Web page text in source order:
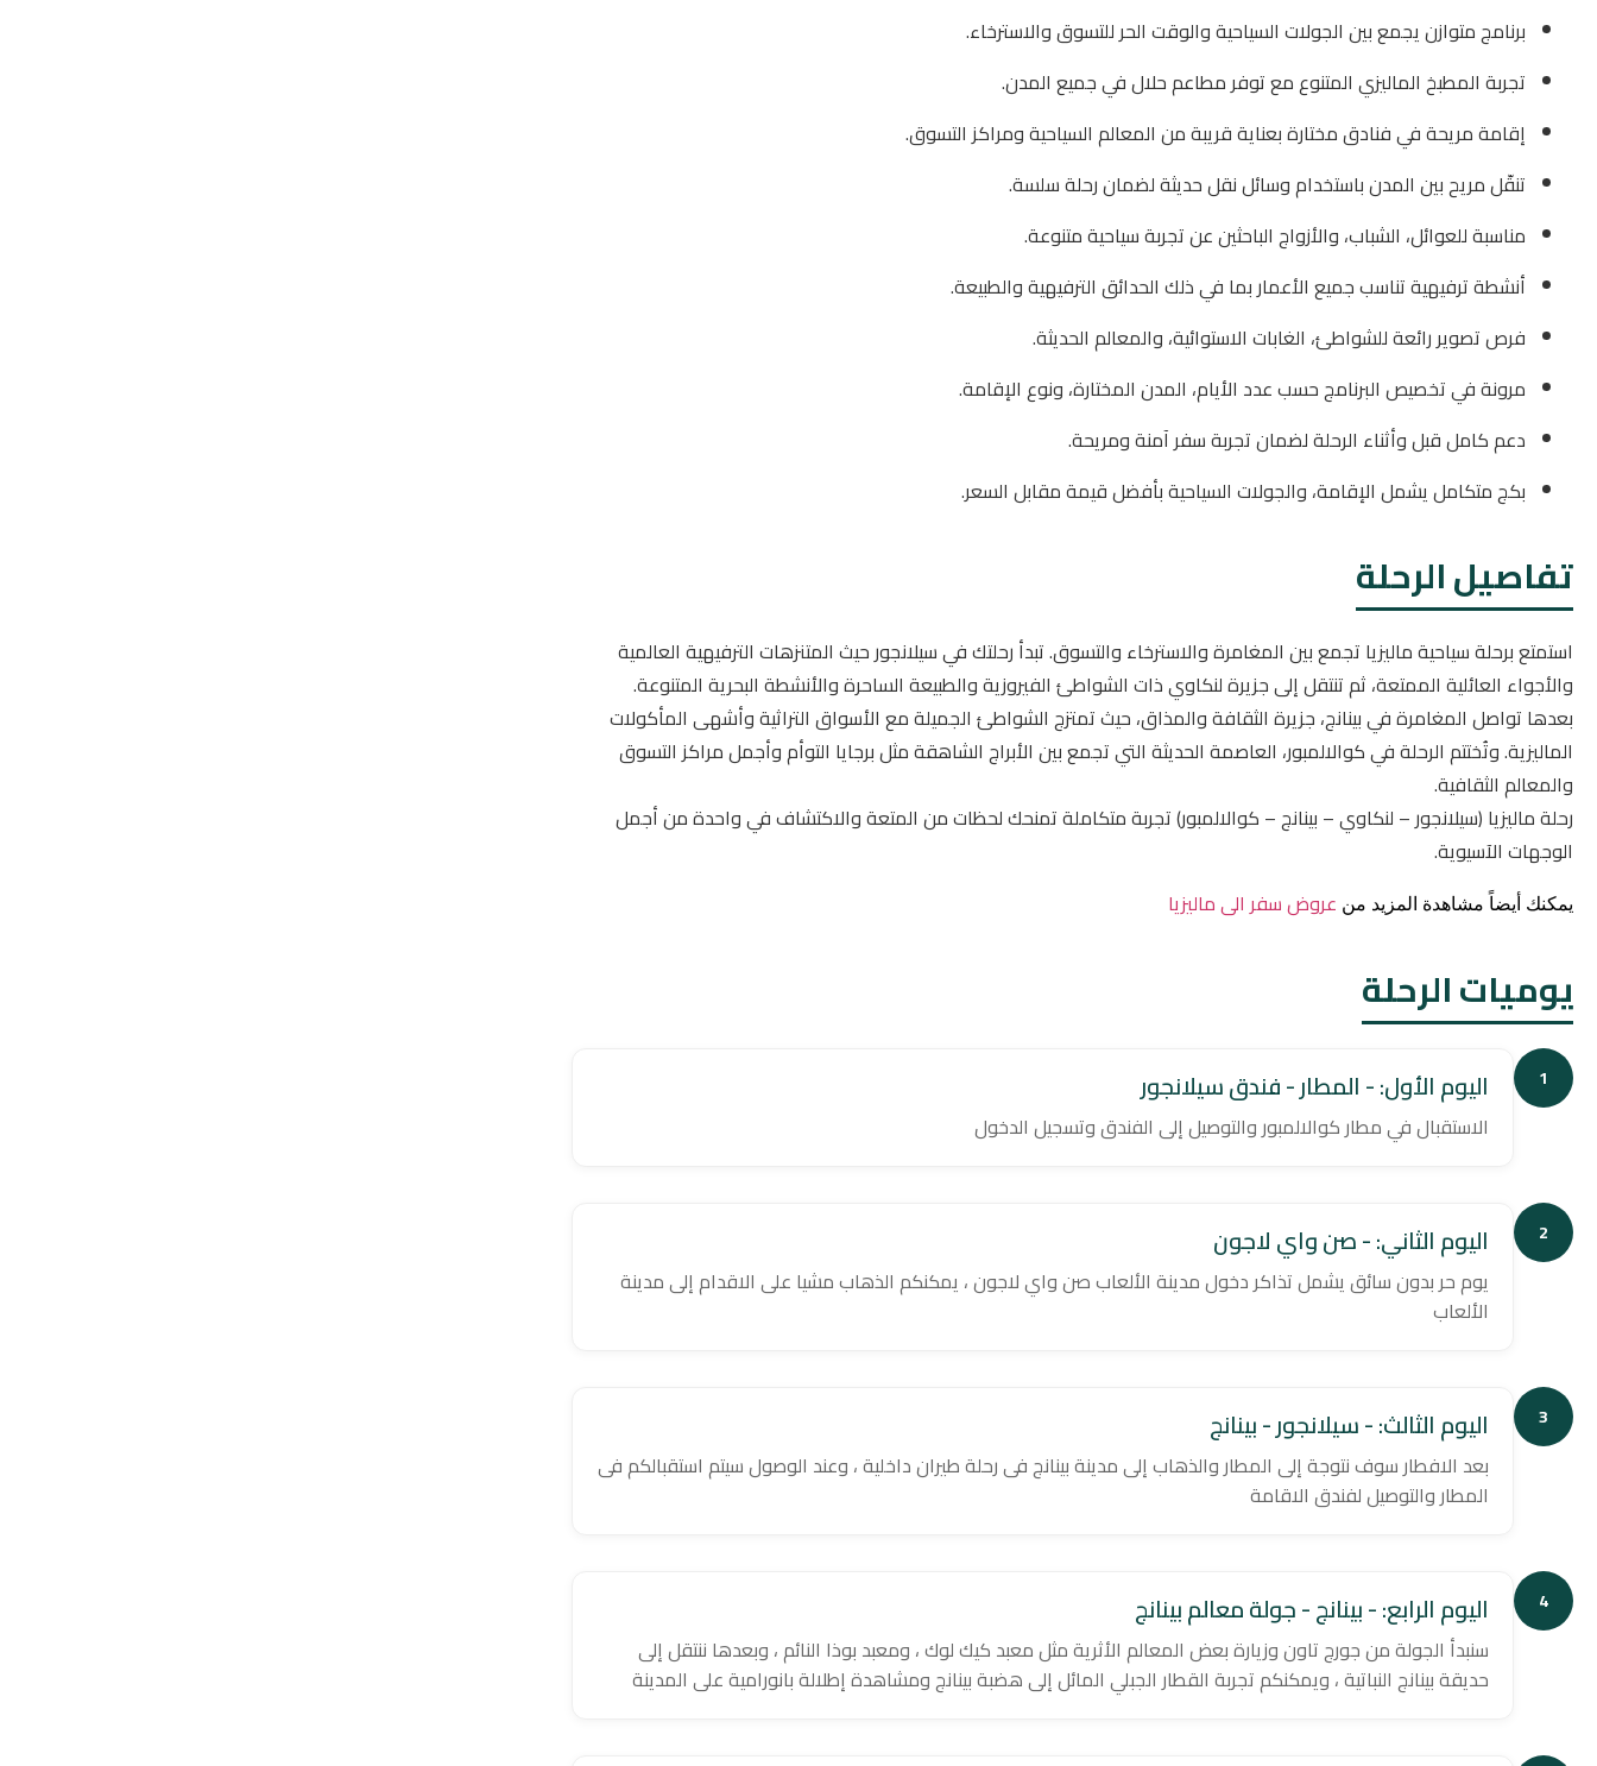
برنامج متوازن يجمع بين الجولات السياحية والوقت الحر للتسوق والاسترخاء.
تجربة المطبخ الماليزي المتنوع مع توفر مطاعم حلال في جميع المدن.
إقامة مريحة في فنادق مختارة بعناية قريبة من المعالم السياحية ومراكز التسوق.
تنقّل مريح بين المدن باستخدام وسائل نقل حديثة لضمان رحلة سلسة.
مناسبة للعوائل، الشباب، والأزواج الباحثين عن تجربة سياحية متنوعة.
أنشطة ترفيهية تناسب جميع الأعمار بما في ذلك الحدائق الترفيهية والطبيعة.
فرص تصوير رائعة للشواطئ، الغابات الاستوائية، والمعالم الحديثة.
مرونة في تخصيص البرنامج حسب عدد الأيام، المدن المختارة، ونوع الإقامة.
دعم كامل قبل وأثناء الرحلة لضمان تجربة سفر آمنة ومريحة.
بكج متكامل يشمل الإقامة، والجولات السياحية بأفضل قيمة مقابل السعر.
تفاصيل الرحلة
استمتع برحلة سياحية ماليزيا تجمع بين المغامرة والاسترخاء والتسوق. تبدأ رحلتك في سيلانجور حيث المتنزهات الترفيهية العالمية
والأجواء العائلية الممتعة، ثم تنتقل إلى جزيرة لنكاوي ذات الشواطئ الفيروزية والطبيعة الساحرة والأنشطة البحرية المتنوعة.
بعدها تواصل المغامرة في بينانج، جزيرة الثقافة والمذاق، حيث تمتزج الشواطئ الجميلة مع الأسواق التراثية وأشهى المأكولات
الماليزية. وتُختتم الرحلة في كوالالمبور، العاصمة الحديثة التي تجمع بين الأبراج الشاهقة مثل برجايا التوأم وأجمل مراكز التسوق
والمعالم الثقافية.
رحلة ماليزيا (سيلانجور – لنكاوي – بينانج – كوالالمبور) تجربة متكاملة تمنحك لحظات من المتعة والاكتشاف في واحدة من أجمل
الوجهات الآسيوية.
يمكنك أيضاً مشاهدة المزيد من عروض سفر الى ماليزيا
يوميات الرحلة
1 اليوم الأول: - المطار - فندق سيلانجور
الاستقبال في مطار كوالالمبور والتوصيل إلى الفندق وتسجيل الدخول
2 اليوم الثاني: - صن واي لاجون
يوم حر بدون سائق يشمل تذاكر دخول مدينة الألعاب صن واي لاجون ، يمكنكم الذهاب مشيا على الاقدام إلى مدينة
الألعاب
3 اليوم الثالث: - سيلانجور - بينانج
بعد الافطار سوف نتوجة إلى المطار والذهاب إلى مدينة بينانج فى رحلة طيران داخلية ، وعند الوصول سيتم استقبالكم فى
المطار والتوصيل لفندق الاقامة
4 اليوم الرابع: - بينانج - جولة معالم بينانج
سنبدأ الجولة من جورج تاون وزيارة بعض المعالم الأثرية مثل معبد كيك لوك ، ومعبد بوذا النائم ، وبعدها ننتقل إلى
حديقة بينانج النباتية ، ويمكنكم تجربة القطار الجبلي المائل إلى هضبة بينانج ومشاهدة إطلالة بانورامية على المدينة